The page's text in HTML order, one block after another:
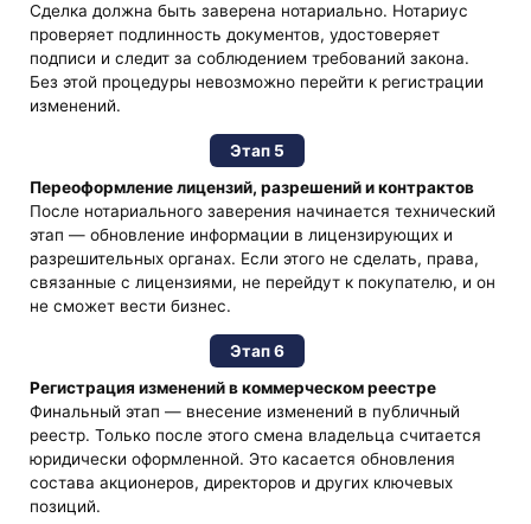
Сделка должна быть заверена нотариально. Нотариус
проверяет подлинность документов, удостоверяет
подписи и следит за соблюдением требований закона.
Без этой процедуры невозможно перейти к регистрации
изменений.
Этап 5
Переоформление лицензий, разрешений и контрактов
После нотариального заверения начинается технический
этап — обновление информации в лицензирующих и
разрешительных органах. Если этого не сделать, права,
связанные с лицензиями, не перейдут к покупателю, и он
не сможет вести бизнес.
Этап 6
Регистрация изменений в коммерческом реестре
Финальный этап — внесение изменений в публичный
реестр. Только после этого смена владельца считается
юридически оформленной. Это касается обновления
состава акционеров, директоров и других ключевых
позиций.